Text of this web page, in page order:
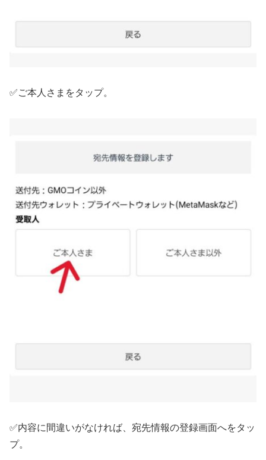
✅ご本人さまをタップ。
✅内容に間違いがなければ、宛先情報の登録画面へをタッ
プ。